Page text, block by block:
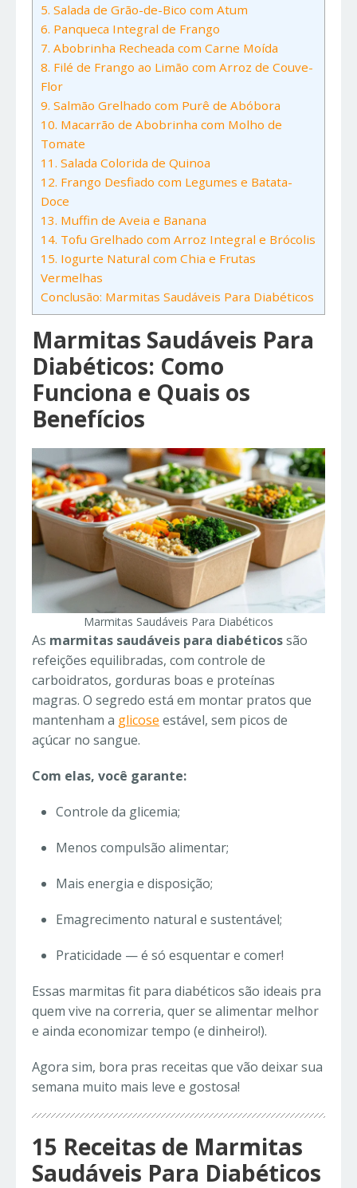
5. Salada de Grão-de-Bico com Atum
6. Panqueca Integral de Frango
7. Abobrinha Recheada com Carne Moída
8. Filé de Frango ao Limão com Arroz de Couve-
Flor
9. Salmão Grelhado com Purê de Abóbora
10. Macarrão de Abobrinha com Molho de
Tomate
11. Salada Colorida de Quinoa
12. Frango Desfiado com Legumes e Batata-
Doce
13. Muffin de Aveia e Banana
14. Tofu Grelhado com Arroz Integral e Brócolis
15. Iogurte Natural com Chia e Frutas
Vermelhas
Conclusão: Marmitas Saudáveis Para Diabéticos
Marmitas Saudáveis Para
Diabéticos: Como
Funciona e Quais os
Benefícios
Marmitas Saudáveis Para Diabéticos
As marmitas saudáveis para diabéticossão
refeições equilibradas, com controle de
carboidratos, gorduras boas e proteínas
magras. O segredo está em montar pratos que
mantenham a glicose estável, sem picos de
açúcar no sangue.
Com elas, você garante:
Controle da glicemia;
Menos compulsão alimentar;
Mais energia e disposição;
Emagrecimento natural e sustentável;
Praticidade — é só esquentar e comer!
Essas marmitas fit para diabéticos são ideais pra
quem vive na correria, quer se alimentar melhor
e ainda economizar tempo (e dinheiro!).
Agora sim, bora pras receitas que vão deixar sua
semana muito mais leve e gostosa!
15 Receitas de Marmitas
Saudáveis Para Diabéticos